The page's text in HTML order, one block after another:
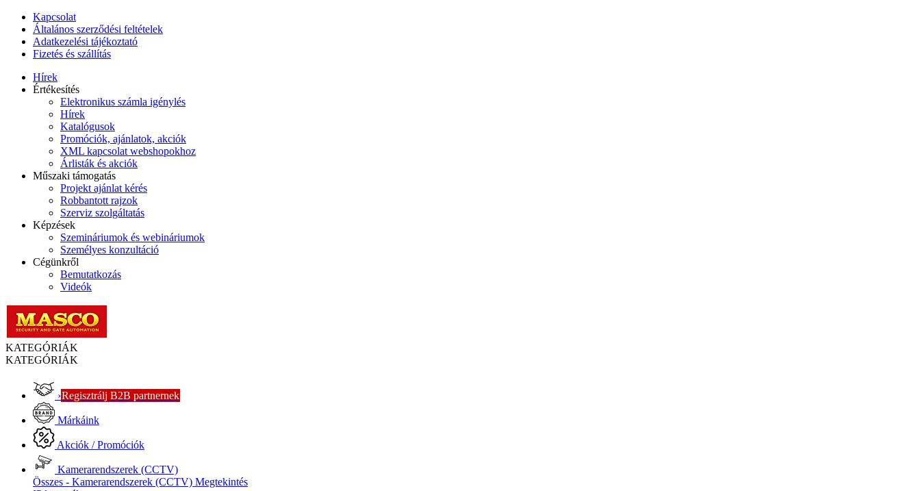
Kapcsolat
Általános szerződési feltételek
Adatkezelési tájékoztató
Fizetés és szállítás
Hírek
Értékesítés
Elektronikus számla igénylés
Hírek
Katalógusok
Promóciók, ajánlatok, akciók
XML kapcsolat webshopokhoz
Árlisták és akciók
Műszaki támogatás
Projekt ajánlat kérés
Robbantott rajzok
Szerviz szolgáltatás
Képzések
Szemináriumok és webináriumok
Személyes konzultáció
Cégünkről
Bemutatkozás
Videók
KATEGÓRIÁK
KATEGÓRIÁK
›Regisztrálj B2B partnernek
Márkáink
Akciók / Promóciók
Kamerarendszerek (CCTV)
Összes - Kamerarendszerek (CCTV) Megtekintés